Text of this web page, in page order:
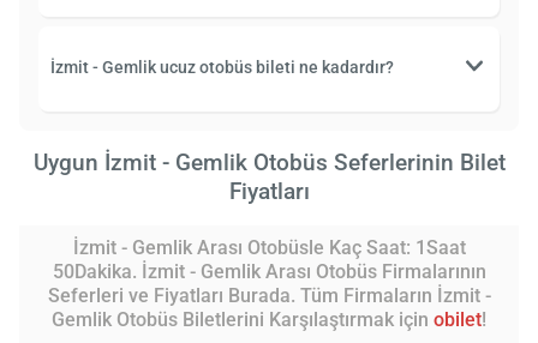
İzmit - Gemlik ucuz otobüs bileti ne kadardır?
Uygun İzmit - Gemlik Otobüs Seferlerinin Bilet
Fiyatları
İzmit - Gemlik Arası Otobüsle Kaç Saat: 1Saat
50Dakika. İzmit - Gemlik Arası Otobüs Firmalarının
Seferleri ve Fiyatları Burada. Tüm Firmaların İzmit -
Gemlik Otobüs Biletlerini Karşılaştırmak için obilet!